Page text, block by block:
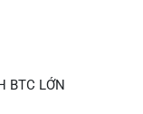
BTC LỚN